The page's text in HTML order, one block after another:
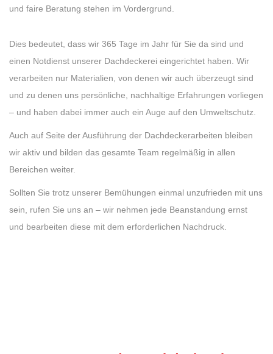
und faire Beratung stehen im Vordergrund.
Dies bedeutet, dass wir 365 Tage im Jahr für Sie da sind und
einen Notdienst unserer Dachdeckerei eingerichtet haben. Wir
verarbeiten nur Materialien, von denen wir auch überzeugt sind
und zu denen uns persönliche, nachhaltige Erfahrungen vorliegen
– und haben dabei immer auch ein Auge auf den Umweltschutz.
Auch auf Seite der Ausführung der Dachdeckerarbeiten bleiben
wir aktiv und bilden das gesamte Team regelmäßig in allen
Bereichen weiter.
Sollten Sie trotz unserer Bemühungen einmal unzufrieden mit uns
sein, rufen Sie uns an – wir nehmen jede Beanstandung ernst
und bearbeiten diese mit dem erforderlichen Nachdruck.